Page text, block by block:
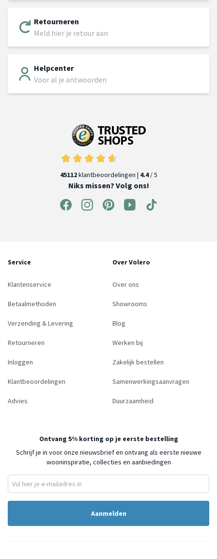
Retourneren
Meld hier je retour aan
Helpcenter
Voor al je antwoorden
45112klantbeoordelingen | 4.4/ 5
Niks missen? Volg ons!
Service
Klantenservice
Betaalmethoden
Verzending & Levering
Retourneren
Inloggen
Klantbeoordelingen
Advies
Over Volero
Over ons
Showrooms
Blog
Werken bij
Zakelijk bestellen
Samenwerkingsaanvragen
Duurzaamheid
Ontvang 5% korting op je eerste bestelling
Schrijf je in voor onze nieuwsbrief en ontvang als eerste nieuwe
wooninspiratie, collecties en aanbiedingen
Aanmelden